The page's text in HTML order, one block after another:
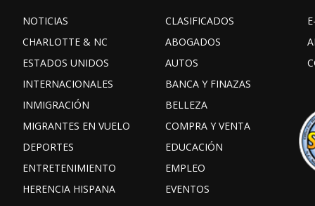
NOTICIAS
CHARLOTTE & NC
ESTADOS UNIDOS
INTERNACIONALES
INMIGRACIÓN
MIGRANTES EN VUELO
DEPORTES
ENTRETENIMIENTO
HERENCIA HISPANA
CLASIFICADOS
ABOGADOS
AUTOS
BANCA Y FINAZAS
BELLEZA
COMPRA Y VENTA
EDUCACIÓN
EMPLEO
EVENTOS